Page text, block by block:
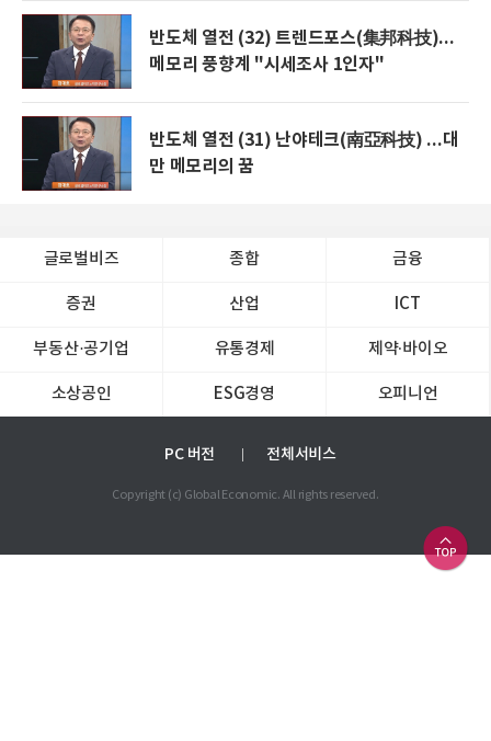
반도체 열전 (32) 트렌드포스(集邦科技)...
메모리 풍향계 "시세조사 1인자"
반도체 열전 (31) 난야테크(南亞科技) ...대
만 메모리의 꿈
글로벌비즈 종합 금융
증권 산업 ICT
부동산·공기업 유통경제 제약∙바이오
소상공인 ESG경영 오피니언
PC 버전 전체서비스
Copyright (c) Global Economic. All rights reserved.